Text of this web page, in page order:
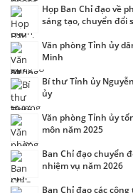
Họp Ban Chỉ đạo về
sáng tạo, chuyển đổi
Văn phòng Tỉnh ủy
Minh
Bí thư Tỉnh ủy
ủy
Văn phòng Tỉnh ủy
môn năm 2025
Ban Chỉ đạo chuyển
nhiệm vụ năm 2026
Ban Chỉ đạo các